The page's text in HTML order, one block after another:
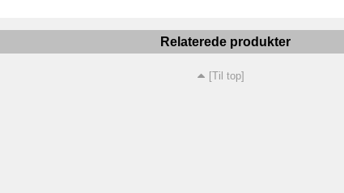
Relaterede produkter
[Til top]